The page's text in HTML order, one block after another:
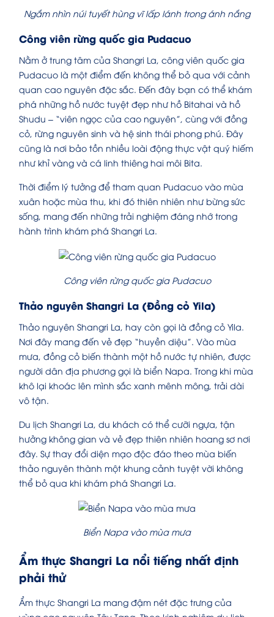
Ngắm nhìn núi tuyết hùng vĩ lấp lánh trong ánh nắng
Công viên rừng quốc gia Pudacuo
Nằm ở trung tâm của Shangri La, công viên quốc gia
Pudacuo là một điểm đến không thể bỏ qua với cảnh
quan cao nguyên đặc sắc. Đến đây bạn có thể khám
phá những hồ nước tuyệt đẹp như hồ Bitahai và hồ
Shudu – “viên ngọc của cao nguyên”, cùng với đồng
cỏ, rừng nguyên sinh và hệ sinh thái phong phú. Đây
cũng là nơi bảo tồn nhiều loài động thực vật quý hiếm
như khỉ vàng và cá linh thiêng hai môi Bita.
Thời điểm lý tưởng để tham quan Pudacuo vào mùa
xuân hoặc mùa thu, khi đó thiên nhiên như bừng sức
sống, mang đến những trải nghiệm đáng nhớ trong
hành trình khám phá Shangri La.
Công viên rừng quốc gia Pudacuo
Thảo nguyên Shangri La (Đồng cỏ Yila)
Thảo nguyên Shangri La, hay còn gọi là đồng cỏ Yila.
Nơi đây mang đến vẻ đẹp “huyền diệu”. Vào mùa
mưa, đồng cỏ biến thành một hồ nước tự nhiên, được
người dân địa phương gọi là biển Napa. Trong khi mùa
khô lại khoác lên mình sắc xanh mênh mông, trải dài
vô tận.
Du lịch Shangri La, du khách có thể cưỡi ngựa, tận
hưởng không gian và vẻ đẹp thiên nhiên hoang sơ nơi
đây. Sự thay đổi diện mạo độc đáo theo mùa biến
thảo nguyên thành một khung cảnh tuyệt vời không
thể bỏ qua khi khám phá Shangri La.
Biển Napa vào mùa mưa
Ẩm thực Shangri La nổi tiếng nhất định
phải thử
Ẩm thực Shangri La mang đậm nét đặc trưng của